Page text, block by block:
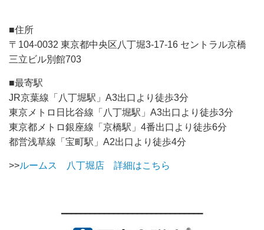
■住所
〒104-0032 東京都中央区八丁堀3-17-16 セントラル京橋
三立ビル別館703
■最寄駅
JR京葉線「八丁堀駅」A3出口より徒歩3分
東京メトロ日比谷線「八丁堀駅」A3出口より徒歩3分
東京都メトロ銀座線「京橋駅」4番出口より徒歩6分
都営浅草線「宝町駅」A2出口より徒歩4分
>>ルームス 八丁堀店 詳細はこちら
━━━━━━━━━━━━━━━━━━━━━━━━━━━━━━